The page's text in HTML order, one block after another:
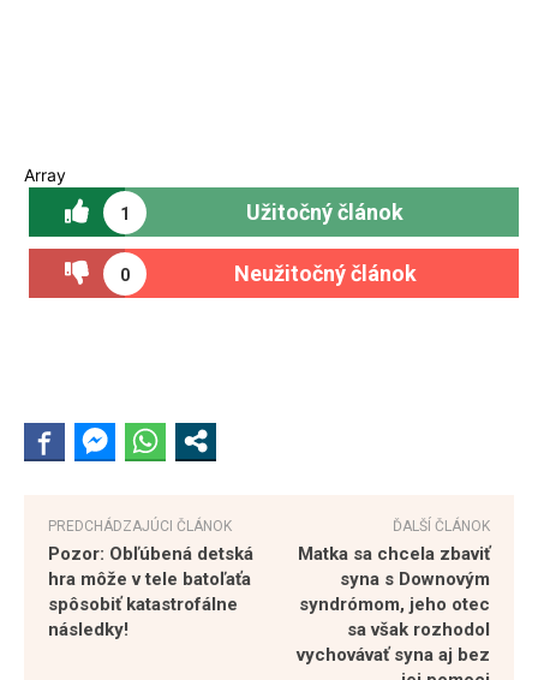
Array
1 Užitočný článok
0 Neužitočný článok
PREDCHÁDZAJÚCI ČLÁNOK
Pozor: Obľúbená detská
hra môže v tele batoľaťa
spôsobiť katastrofálne
následky!
ĎALŠÍ ČLÁNOK
Matka sa chcela zbaviť
syna s Downovým
syndrómom, jeho otec
sa však rozhodol
vychovávať syna aj bez